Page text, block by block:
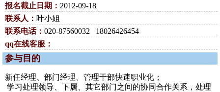
报名截止日期： 2012-09-18
联系人： 叶小姐
联系电话： 020-87560032 18026426454
qq在线客服：
参与目的
新任经理、部门经理、管理干部快速职业化；
学习处理领导、下属、其它部门之间的协同合作关系，处理